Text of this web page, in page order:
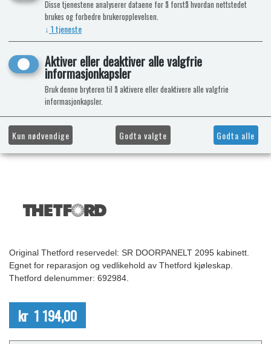
Original Thetford reservedel: SR DOORPANELT 2095 kabinett.
Egnet for reparasjon og vedlikehold av Thetford kjøleskap.
Thetford delenummer: 692984.
kr 1 194,00
Disse tjenestene analyserer dataene for å forstå hvordan nettstedet
brukes og forbedre brukeropplevelsen.
↓ 1tjeneste
Aktiver eller deaktiver alle valgfrie
informasjonkapsler
Bruk denne bryteren til å aktivere eller deaktivere alle valgfrie
informasjonkapsler.
Kun nødvendige Godta valgte Godta alle